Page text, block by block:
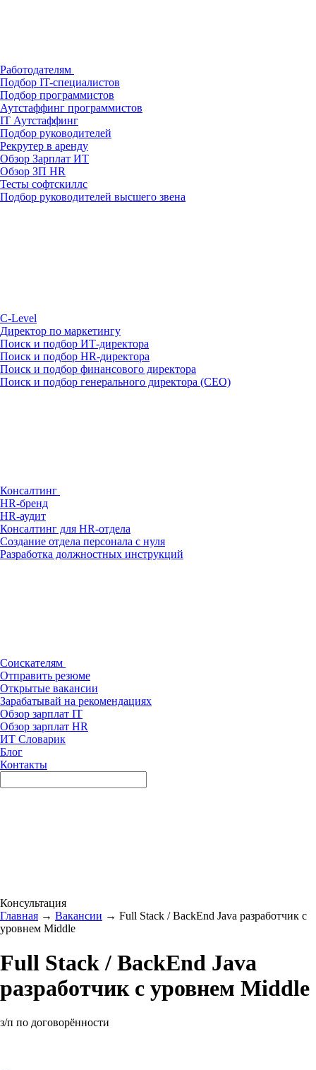
Работодателям
Подбор IT-специалистов
Подбор программистов
Аутстаффинг программистов
IT Аутстаффинг
Подбор руководителей
Рекрутер в аренду
Обзор Зарплат ИТ
Обзор ЗП HR
Тесты софтскиллс
Подбор руководителей высшего звена
С-Level
Директор по маркетингу
Поиск и подбор ИТ-директора
Поиск и подбор HR-директора
Поиск и подбор финансового директора
Поиск и подбор генерального директора (CEO)
Консалтинг
HR-бренд
HR-аудит
Консалтинг для HR-отдела
Создание отдела персонала с нуля
Разработка должностных инструкций
Соискателям
Отправить резюме
Открытые вакансии
Зарабатывай на рекомендациях
Обзор зарплат IT
Обзор зарплат HR
ИТ Словарик
Блог
Контакты
Консультация
Главная → Вакансии → Full Stack / BackEnd Java разработчик с
уровнем Middle
Full Stack / BackEnd Java
разработчик с уровнем Middle
з/п по договорённости